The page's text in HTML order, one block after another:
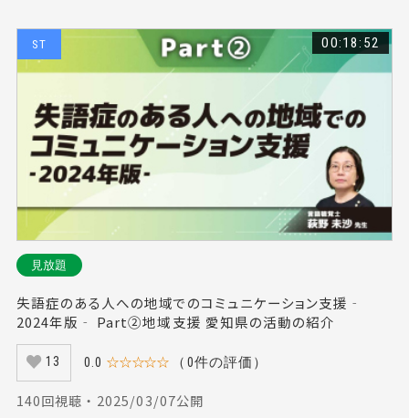
ST 00:18:52
見放題
失語症のある人への地域でのコミュニケーション支援‐
2024年版‐ Part②地域支援 愛知県の活動の紹介
13 0.0 ☆☆☆☆☆ （0件の評価）
140回視聴 ・ 2025/03/07公開